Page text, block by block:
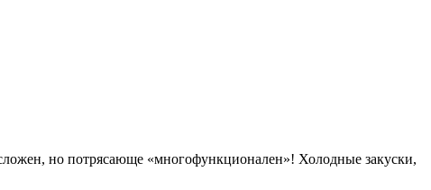
но потрясающе «многофункционален»! Холодные закуски,